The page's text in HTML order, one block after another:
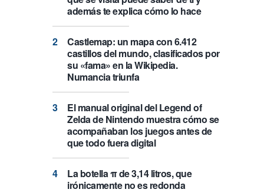
además te explica cómo lo hace
Castlemap: un mapa con 6.412
castillos del mundo, clasificados por
su «fama» en la Wikipedia.
Numancia triunfa
El manual original del Legend of
Zelda de Nintendo muestra cómo se
acompañaban los juegos antes de
que todo fuera digital
La botella π de 3,14 litros, que
irónicamente no es redonda